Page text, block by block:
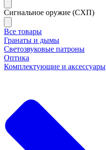
Сигнальное оружие (СХП)
Все товары
Гранаты и дымы
Светозвуковые патроны
Оптика
Комплектующие и аксессуары